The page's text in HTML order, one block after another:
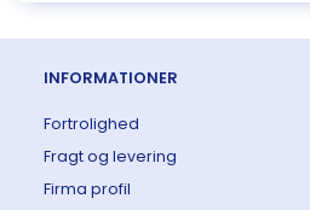
INFORMATIONER
Fortrolighed
Fragt og levering
Firma profil